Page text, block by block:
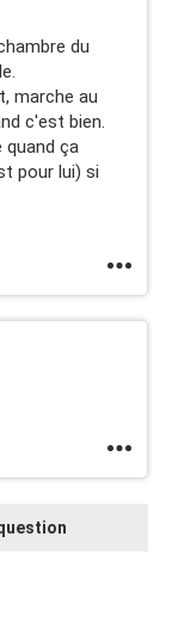
du
marche au
c'est bien.
quand ça
pour lui) si